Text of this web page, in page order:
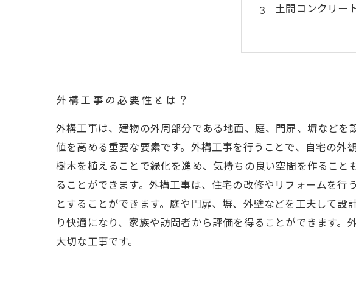
土間コンクリー
施工前に考える
施工後の土間コ
外構工事の必要性とは？
外構工事は、建物の外周部分である地面、庭、門扉、塀など
値を高める重要な要素です。外構工事を行うことで、自宅の
樹木を植えることで緑化を進め、気持ちの良い空間を作るこ
ることができます。外構工事は、住宅の改修やリフォームを
とすることができます。庭や門扉、塀、外壁などを工夫して
り快適になり、家族や訪問者から評価を得ることができます
大切な工事です。